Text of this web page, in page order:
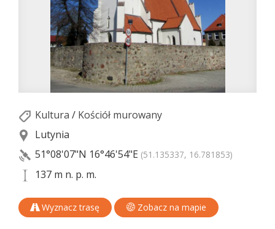
Kultura / Kościół murowany
Lutynia
51°08'07"N 16°46'54"E (51.135337, 16.781853)
137 m n. p. m.
Wyznacz trasę Zobacz na mapie